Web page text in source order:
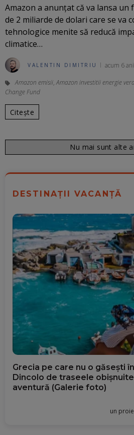
Amazon a anunțat că va lansa un
de 2 miliarde de dolari care se va
tehnologice menite să reducă
climatice…
VALENTIN DIMITRIU acum 6 ani
Amazon emisii,Amazon investitii energie
Change Fund
Citește
Nu mai sunt alte
DESTINAȚII VACANȚĂ
Grecia pe care nu o găsești
Dincolo de traseele
aventură (Galerie foto)
un